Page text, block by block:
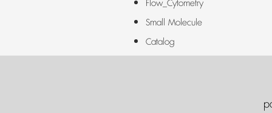
Flow_Cytometry
Small Molecule
Catalog